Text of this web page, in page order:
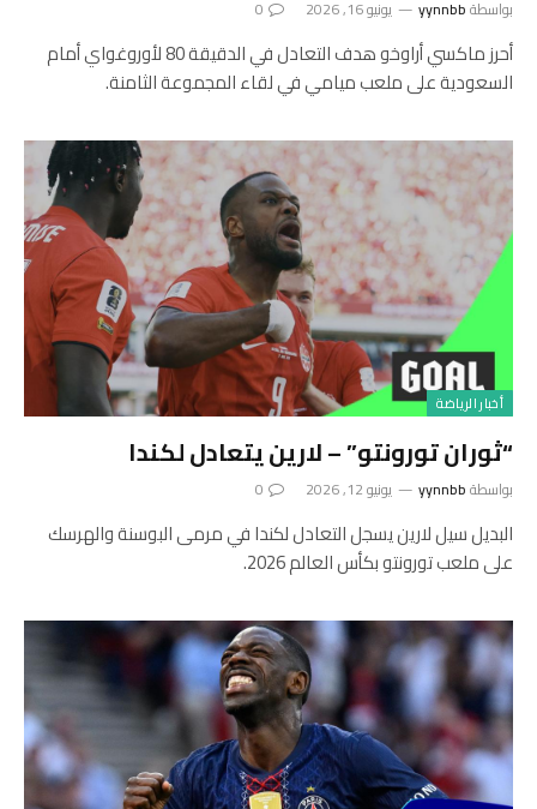
بواسطةyynnbb يونيو 16, 2026 0
أحرز ماكسي أراوخو هدف التعادل في الدقيقة 80 لأوروغواي أمام
السعودية على ملعب ميامي في لقاء المجموعة الثامنة.
أخبار الرياضة
“ثوران تورونتو” – لارين يتعادل لكندا
بواسطةyynnbb يونيو 12, 2026 0
البديل سيل لارين يسجل التعادل لكندا في مرمى البوسنة والهرسك
على ملعب تورونتو بكأس العالم 2026.